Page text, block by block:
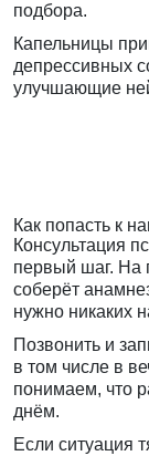
подбора.
Капельницы
депрессивных
улучшающие
Как попасть к
Консультация
первый шаг. На
соберёт
нужно никаких
Позвонить и
в том числе в
понимаем, что
днём.
Если ситуация